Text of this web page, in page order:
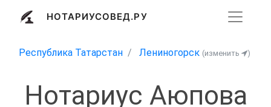
НОТАРИУСОВЕД.РУ
Республика Татарстан Лениногорск (изменить )
Нотариус Аюпова